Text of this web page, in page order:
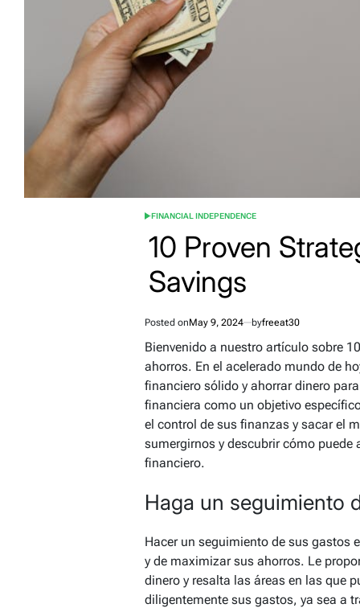
POSTED
FINANCIAL INDEPENDENCE
10 Proven
Savings
Posted onMay 9, 2024 byfreeat30
Bienvenido a nuestro artículo sobre
ahorros. En el acelerado mundo de
financiero sólido y ahorrar dinero
financiera como un objetivo
el control de sus finanzas y sacar el
sumergirnos y descubrir cómo
financiero.
Haga un seguimiento
Hacer un seguimiento de sus gastos
y de maximizar sus ahorros. Le
dinero y resalta las áreas en las que
diligentemente sus gastos, ya sea a